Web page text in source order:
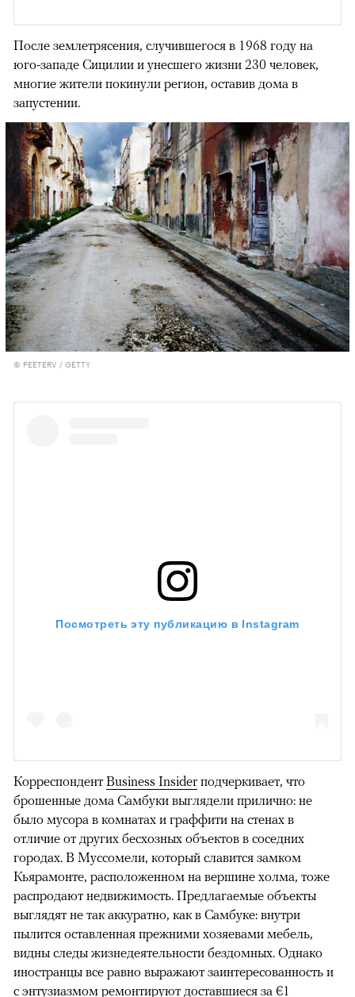
После землетрясения, случившегося в 1968 году на
юго-западе Сицилии и унесшего жизни 230 человек,
многие жители покинули регион, оставив дома в
запустении.
© PEETERV / GETTY
Посмотреть эту публикацию в Instagram
Корреспондент Business Insider подчеркивает, что
брошенные дома Самбуки выглядели прилично: не
было мусора в комнатах и граффити на стенах в
отличие от других бесхозных объектов в соседних
городах. В Муссомели, который славится замком
Кьярамонте, расположенном на вершине холма, тоже
распродают недвижимость. Предлагаемые объекты
выглядят не так аккуратно, как в Самбуке: внутри
пылится оставленная прежними хозяевами мебель,
видны следы жизнедеятельности бездомных. Однако
иностранцы все равно выражают заинтересованность и
с энтузиазмом ремонтируют доставшиеся за €1